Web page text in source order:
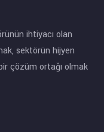
ihtiyacı olan
sektörün hijyen
çözüm ortağı olmak